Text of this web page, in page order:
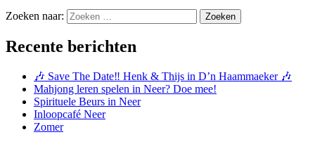
Zoeken naar: Zoeken
Recente berichten
🎶 Save The Date‼️ Henk & Thijs in D’n Haammaeker 🎶
Mahjong leren spelen in Neer? Doe mee!
Spirituele Beurs in Neer
Inloopcafé Neer
Zomer